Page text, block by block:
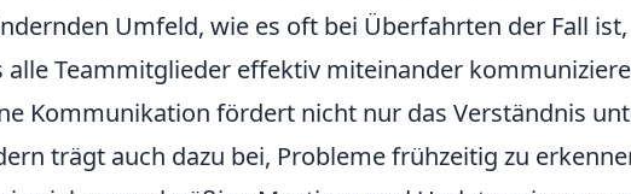
Umfeld, wie es oft bei Überfahrten der Fall
alle Teammitglieder effektiv miteinander
Kommunikation fördert nicht nur das Verständnis
trägt auch dazu bei, Probleme frühzeitig zu